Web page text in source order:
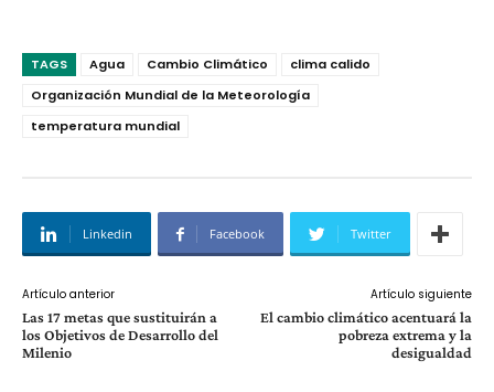
TAGS Agua Cambio Climático
clima calido
Organización Mundial de la Meteorología
temperatura mundial
Linkedin Facebook Twitter
Artículo anterior
Las 17 metas que sustituirán a
los Objetivos de Desarrollo del
Milenio
Artículo siguiente
El cambio climático acentuará la
pobreza extrema y la
desigualdad